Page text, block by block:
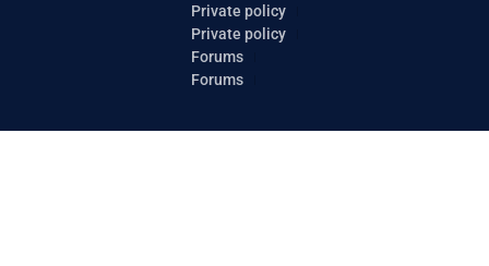
Private policy
Private policy
Forums
Forums